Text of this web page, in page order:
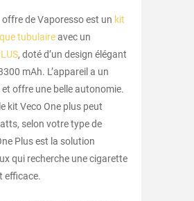
de Vaporesso est un kit
tubulaireavec un
, doté d’un design élégant
mAh. L’appareil a un
offre une belle autonomie.
kit Veco One plus peut
selon votre type de
Plus est la solution
qui recherche une cigarette
efficace.